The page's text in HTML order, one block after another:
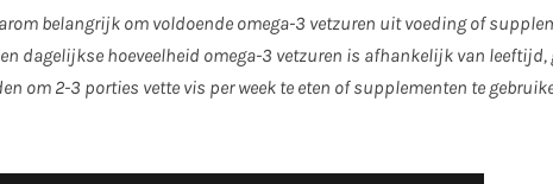
belangrijk om voldoende omega-3 vetzuren uit voeding of
dagelijkse hoeveelheid omega-3 vetzuren is afhankelijk van
om 2-3 porties vette vis per week te eten of supplementen te